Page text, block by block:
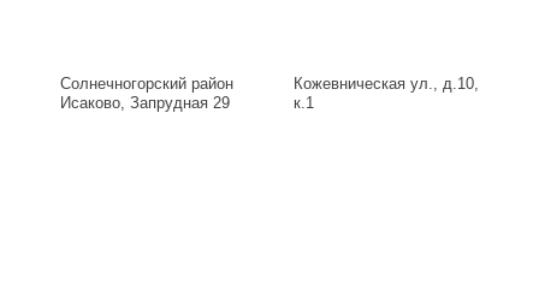
Солнечногорский район
Исаково, Запрудная 29
Кожевническая ул., д.10,
к.1